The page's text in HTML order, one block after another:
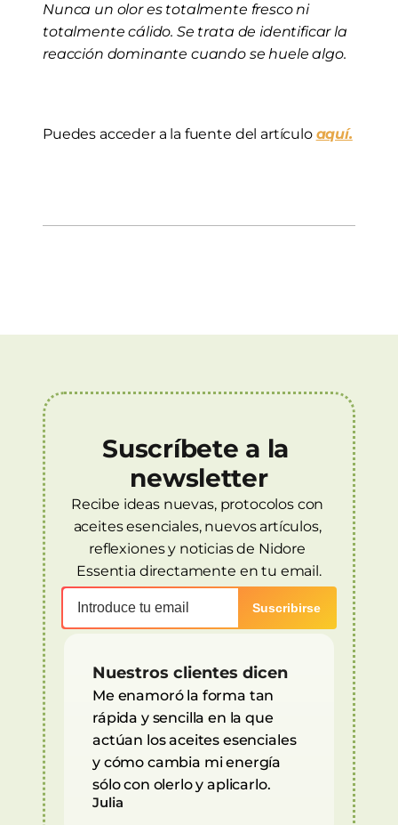
Nunca un olor es totalmente fresco ni
totalmente cálido. Se trata de identificar la
reacción dominante cuando se huele algo.
Puedes acceder a la fuente del artículo aquí.
Suscríbete a la
newsletter
Recibe ideas nuevas, protocolos con
aceites esenciales, nuevos artículos,
reflexiones y noticias de Nidore
Essentia directamente en tu email.
Nuestros clientes dicen
Me enamoró la forma tan
rápida y sencilla en la que
actúan los aceites esenciales
y cómo cambia mi energía
sólo con olerlo y aplicarlo.
Julia